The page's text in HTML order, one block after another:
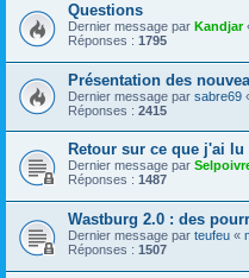
Questions
Dernier message par Kandjar
Réponses : 1795
Présentation des
Dernier message par sabre69
Réponses : 2415
Retour sur ce que j'ai
Dernier message par
Réponses : 1487
Wastburg 2.0 : des
Dernier message par teufeu «
Réponses : 1507